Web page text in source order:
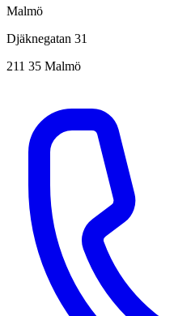
Malmö
Djäknegatan 31
211 35 Malmö